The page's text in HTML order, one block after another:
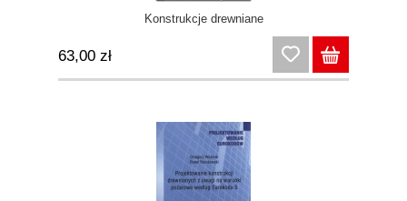
Konstrukcje drewniane
63,00 zł